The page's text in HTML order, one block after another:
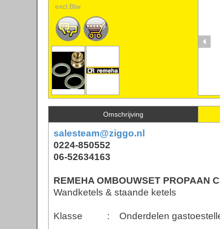
excl.Btw
Omschrijving
salesteam@ziggo.nl
0224-850552
06-52634163
REMEHA OMBOUWSET PROPAAN
Wandketels & staande ketels
Klasse : Onderdelen